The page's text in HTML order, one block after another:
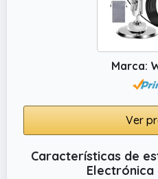
niñas y niños, y
niños.No apto para
✔️ 8 luces LED
su entorno de
brillo de las luces
botón de ajuste de la
luces de precisión
óptima en cualquier
Marca:
Ver
Características de
Electrónica